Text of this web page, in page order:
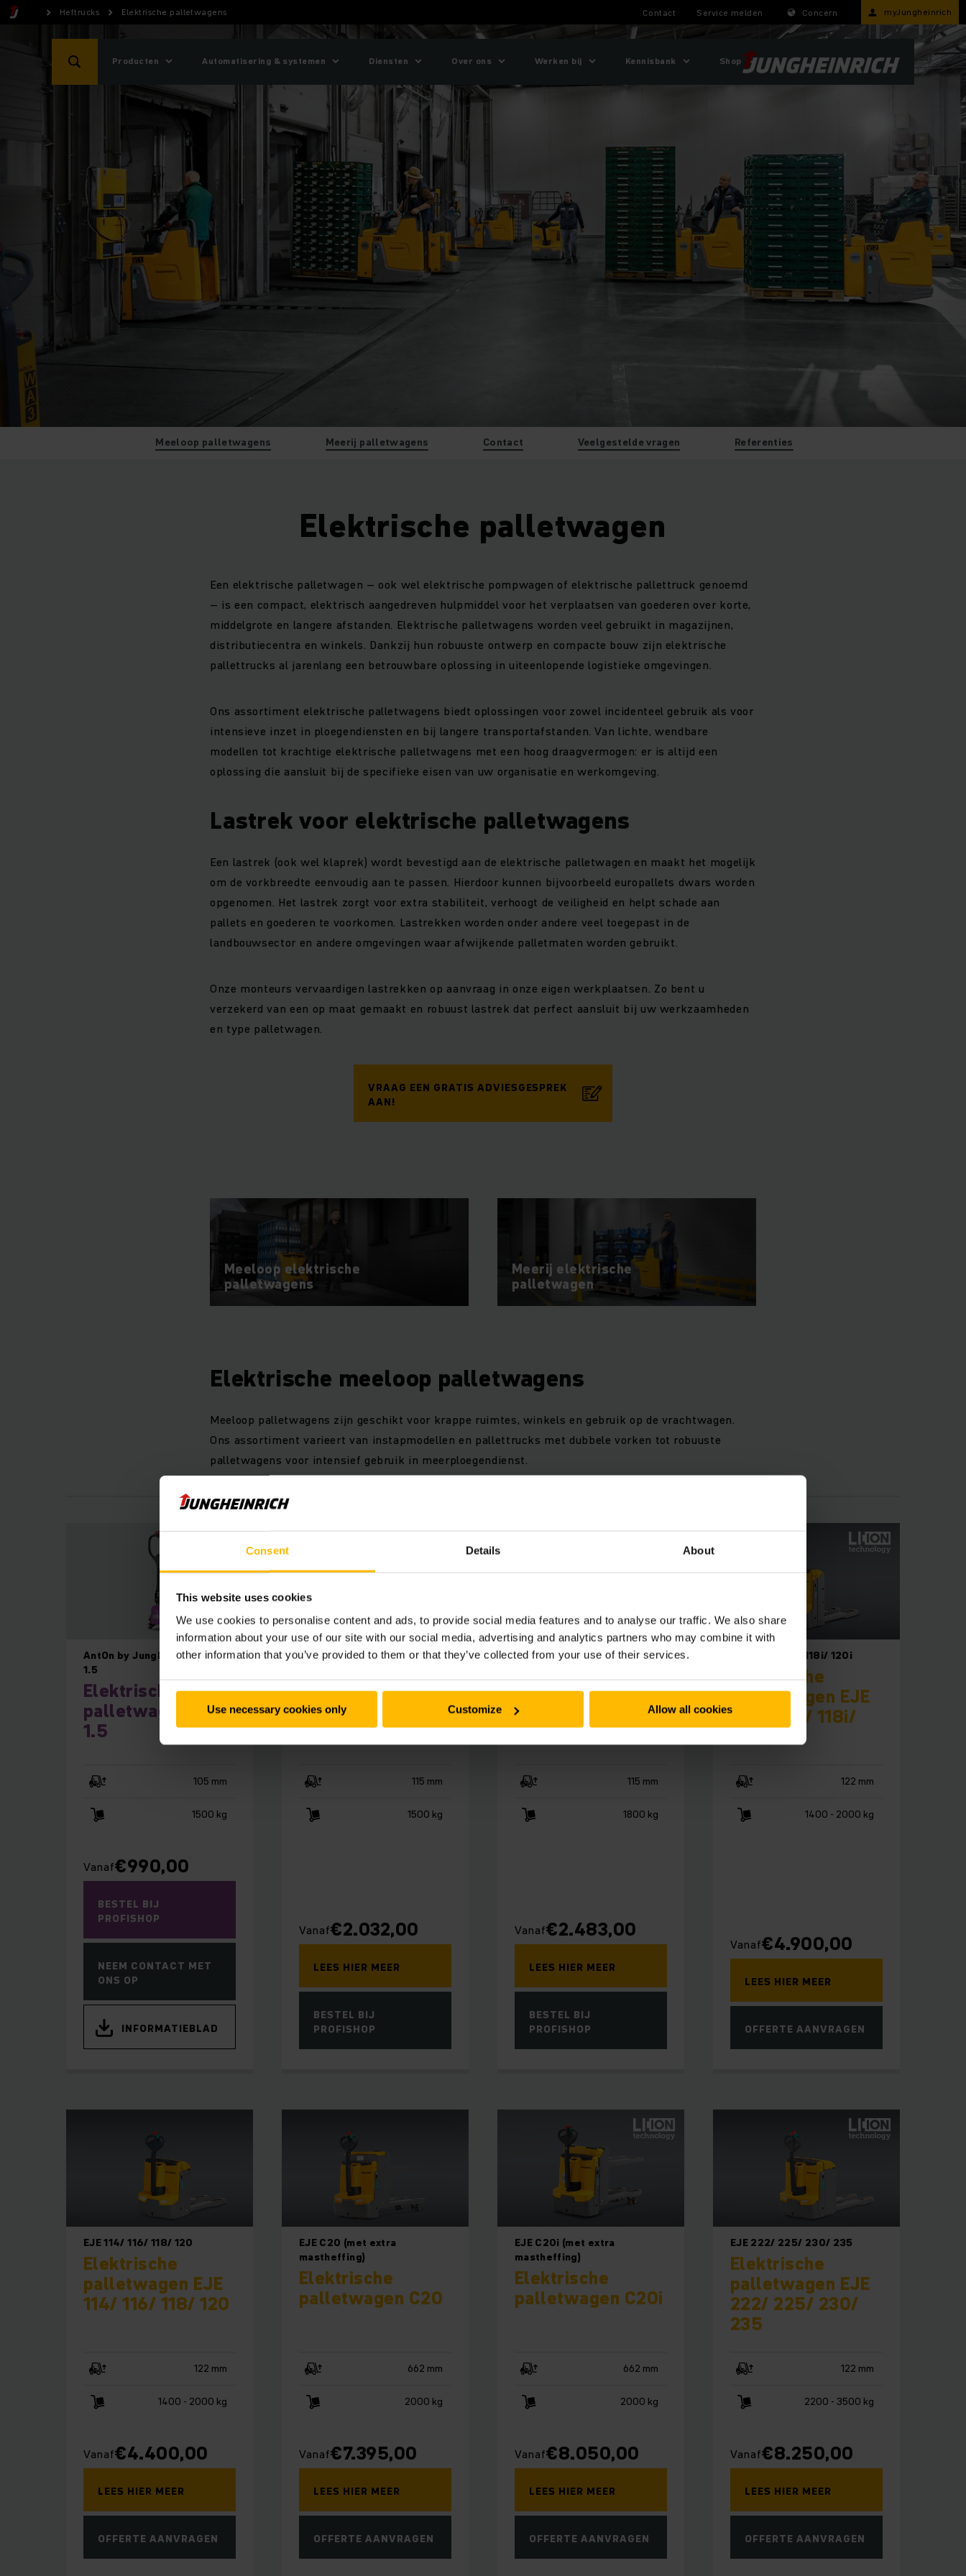
Consent Details About
This website uses cookies
We use cookies to personalise content and ads, to provide social media features and to analyse our traffic. We also share
information about your use of our site with our social media, advertising and analytics partners who may combine it with
other information that you’ve provided to them or that they’ve collected from your use of their services.
Use necessary cookies only Customize Allow all cookies
Heftrucks Elektrische palletwagens Contact Service melden Concern myJungheinrich
Producten Automatisering & systemen Diensten Over ons Werken bij Kennisbank Shop
Meeloop palletwagens Meerij palletwagens Contact Veelgestelde vragen Referenties
Elektrische palletwagen
Een elektrische palletwagen – ook wel elektrische pompwagen of elektrische pallettruck genoemd
– is een compact, elektrisch aangedreven hulpmiddel voor het verplaatsen van goederen over korte,
middelgrote en langere afstanden. Elektrische palletwagens worden veel gebruikt in magazijnen,
distributiecentra en winkels. Dankzij hun robuuste ontwerp en compacte bouw zijn elektrische
pallettrucks al jarenlang een betrouwbare oplossing in uiteenlopende logistieke omgevingen.
Ons assortiment elektrische palletwagens biedt oplossingen voor zowel incidenteel gebruik als voor
intensieve inzet in ploegendiensten en bij langere transportafstanden. Van lichte, wendbare
modellen tot krachtige elektrische palletwagens met een hoog draagvermogen: er is altijd een
oplossing die aansluit bij de specifieke eisen van uw organisatie en werkomgeving.
Lastrek voor elektrische palletwagens
Een lastrek (ook wel klaprek) wordt bevestigd aan de elektrische palletwagen en maakt het mogelijk
om de vorkbreedte eenvoudig aan te passen. Hierdoor kunnen bijvoorbeeld europallets dwars worden
opgenomen. Het lastrek zorgt voor extra stabiliteit, verhoogt de veiligheid en helpt schade aan
pallets en goederen te voorkomen. Lastrekken worden onder andere veel toegepast in de
landbouwsector en andere omgevingen waar afwijkende palletmaten worden gebruikt.
Onze monteurs vervaardigen lastrekken op aanvraag in onze eigen werkplaatsen. Zo bent u
verzekerd van een op maat gemaakt en robuust lastrek dat perfect aansluit bij uw werkzaamheden
en type palletwagen.
VRAAG EEN GRATIS ADVIESGESPREK
AAN!
Meeloop elektrische
palletwagens
Meerij elektrische
palletwagen
Elektrische meeloop palletwagens
Meeloop palletwagens zijn geschikt voor krappe ruimtes, winkels en gebruik op de vrachtwagen.
Ons assortiment varieert van instapmodellen en pallettrucks met dubbele vorken tot robuuste
palletwagens voor intensief gebruik in meerploegendienst.
AntOn by Jungheinrich PTL
1.5
Elektrische
palletwagen PTL
1.5
105 mm
1500 kg
Vanaf€990,00
BESTEL BIJ
PROFISHOP
NEEM CONTACT MET
ONS OP
INFORMATIEBLAD
AME 15
Elektrische
palletwagen AME
15
115 mm
1500 kg
Vanaf€2.032,00
LEES HIER MEER
BESTEL BIJ
PROFISHOP
AME 18
Elektrische
palletwagen AME
18
115 mm
1800 kg
Vanaf€2.483,00
LEES HIER MEER
BESTEL BIJ
PROFISHOP
EJE 114i/ 116i/ 118i/ 120i
Elektrische
palletwagen EJE
114i/ 116i/ 118i/
122 mm
1400 - 2000 kg
Vanaf€4.900,00
LEES HIER MEER
OFFERTE AANVRAGEN
EJE 114/ 116/ 118/ 120
Elektrische
palletwagen EJE
114/ 116/ 118/ 120
122 mm
1400 - 2000 kg
Vanaf€4.400,00
LEES HIER MEER
OFFERTE AANVRAGEN
EJE C20 (met extra
mastheffing)
Elektrische
palletwagen C20
662 mm
2000 kg
Vanaf€7.395,00
LEES HIER MEER
OFFERTE AANVRAGEN
EJE C20i (met extra
mastheffing)
Elektrische
palletwagen C20i
662 mm
2000 kg
Vanaf€8.050,00
LEES HIER MEER
OFFERTE AANVRAGEN
EJE 222/ 225/ 230/ 235
Elektrische
palletwagen EJE
222/ 225/ 230/
235
122 mm
2200 - 3500 kg
Vanaf€8.250,00
LEES HIER MEER
OFFERTE AANVRAGEN